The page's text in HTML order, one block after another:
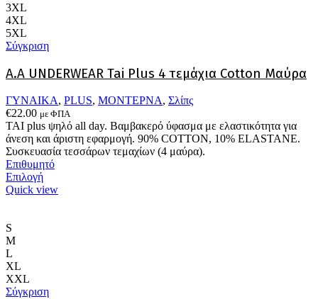
επιλογές
να
επιλεγούν
στη
σελίδα
του
προϊόντος
3XL
4XL
5XL
Σύγκριση
A.A UNDERWEAR Tai Plus 4 τεμάχια Cotton Μαύρα
ΓΥΝΑΙΚΑ, PLUS, ΜΟΝΤΕΡΝΑ, Σλίπς
€22.00 με ΦΠΑ
ΤΑΙ plus ψηλό all day. Βαμβακερό ύφασμα με ελαστικότητα για
άνεση και άριστη εφαρμογή. 90% COTTON, 10% ELASTANΕ.
Συσκευασία τεσσάρων τεμαχίων (4 μαύρα).
Επιθυμητό
ΕπιλογήΑυτό
το
να
Quick view
S
M
L
XL
XXL
Σύγκριση